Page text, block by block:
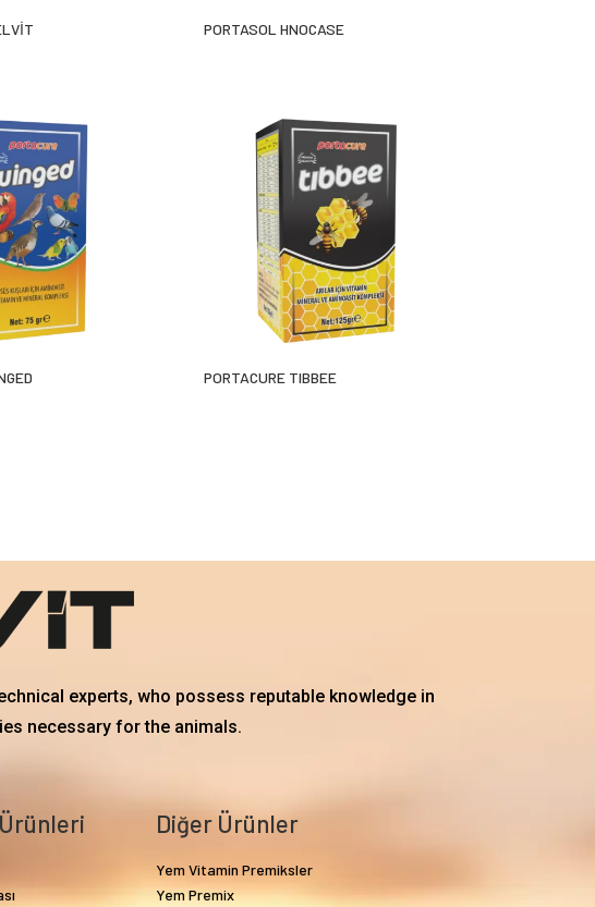
PORTASOL HNOCASE
PORTACURE TIBBEE
experts, who possess reputable knowledge in
necessary for the animals.
Diğer Ürünler
Yem Vitamin Premiksler
Yem Premix